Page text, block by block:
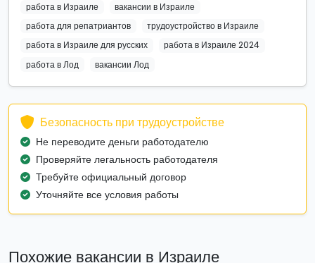
работа в Израиле
вакансии в Израиле
работа для репатриантов
трудоустройство в Израиле
работа в Израиле для русских
работа в Израиле 2024
работа в Лод
вакансии Лод
Безопасность при трудоустройстве
Не переводите деньги работодателю
Проверяйте легальность работодателя
Требуйте официальный договор
Уточняйте все условия работы
Похожие вакансии в Израиле